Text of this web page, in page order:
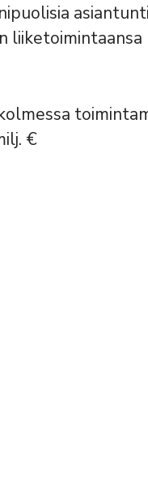
liiketoimintaansa
€